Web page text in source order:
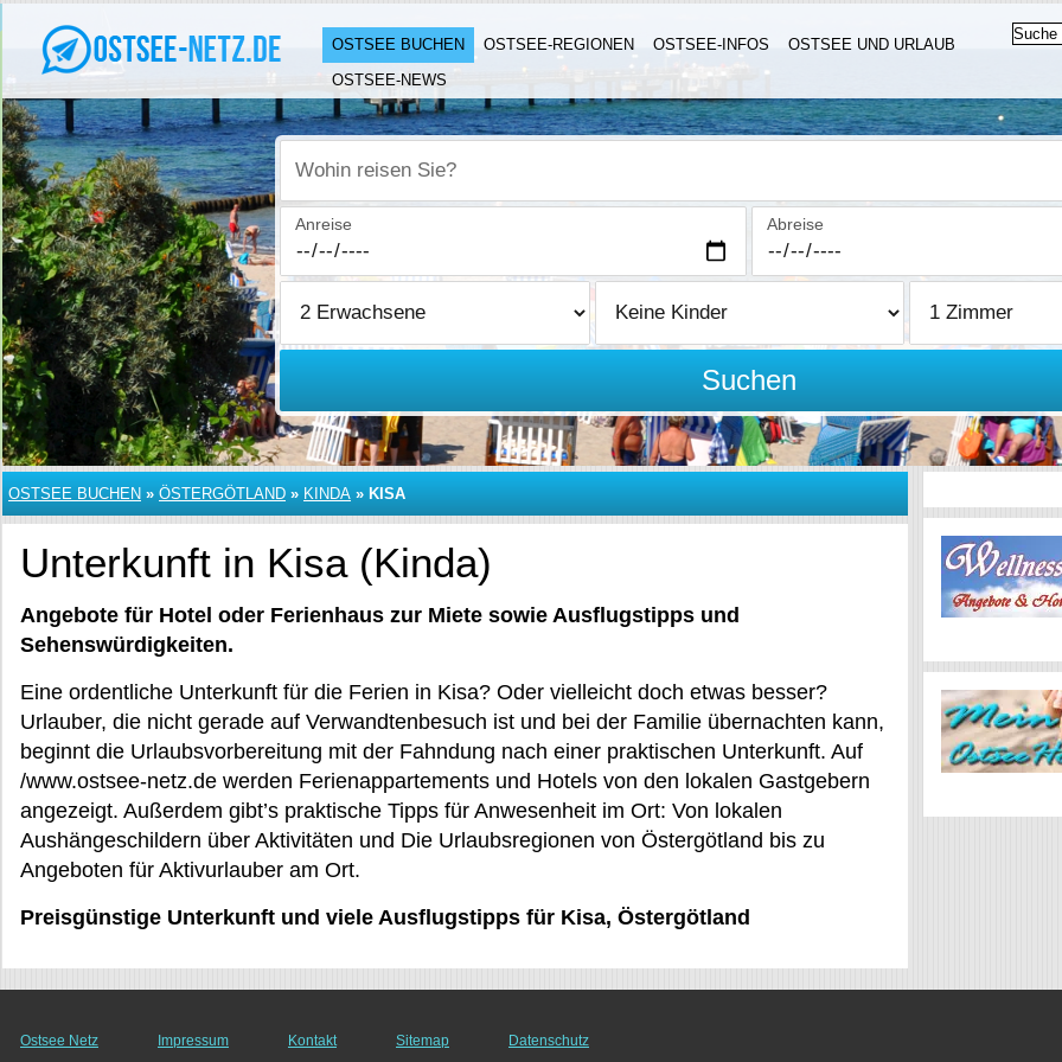
OSTSEE BUCHEN OSTSEE-REGIONEN OSTSEE-INFOS
OSTSEE UND URLAUB
OSTSEE-NEWS
Wohin reisen Sie?
Anreise Abreise
Suchen
OSTSEE BUCHEN » ÖSTERGÖTLAND » KINDA » KISA
Unterkunft in Kisa (Kinda)
Angebote für Hotel oder Ferienhaus zur Miete sowie Ausflugstipps und
Sehenswürdigkeiten.
Eine ordentliche Unterkunft für die Ferien in Kisa? Oder vielleicht doch etwas besser?
Urlauber, die nicht gerade auf Verwandtenbesuch ist und bei der Familie übernachten kann,
beginnt die Urlaubsvorbereitung mit der Fahndung nach einer praktischen Unterkunft. Auf
/www.ostsee-netz.de werden Ferienappartements und Hotels von den lokalen Gastgebern
angezeigt. Außerdem gibt’s praktische Tipps für Anwesenheit im Ort: Von lokalen
Aushängeschildern über Aktivitäten und Die Urlaubsregionen von Östergötland bis zu
Angeboten für Aktivurlauber am Ort.
Preisgünstige Unterkunft und viele Ausflugstipps für Kisa, Östergötland
Ostsee Netz Impressum Kontakt Sitemap Datenschutz